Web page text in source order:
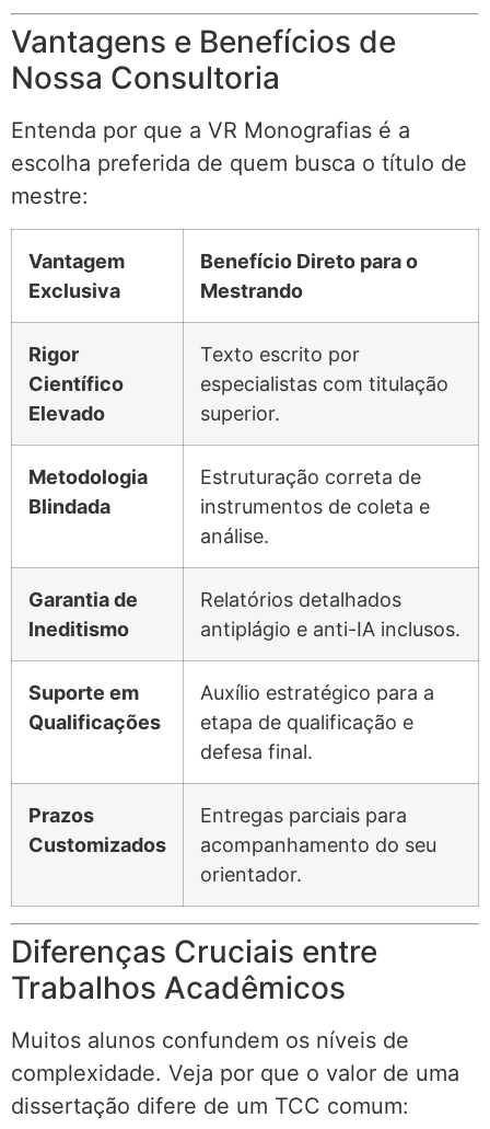
Vantagens e Benefícios de
Nossa Consultoria
Entenda por que a VR Monografias é a
escolha preferida de quem busca o título de
mestre:
Vantagem
Exclusiva
Benefício Direto para o
Mestrando
Rigor
Científico
Elevado
Texto escrito por
especialistas com titulação
superior.
Metodologia
Blindada
Estruturação correta de
instrumentos de coleta e
análise.
Garantia de
Ineditismo
Relatórios detalhados
antiplágio e anti-IA inclusos.
Suporte em
Qualificações
Auxílio estratégico para a
etapa de qualificação e
defesa final.
Prazos
Customizados
Entregas parciais para
acompanhamento do seu
orientador.
Diferenças Cruciais entre
Trabalhos Acadêmicos
Muitos alunos confundem os níveis de
complexidade. Veja por que o valor de uma
dissertação difere de um TCC comum: